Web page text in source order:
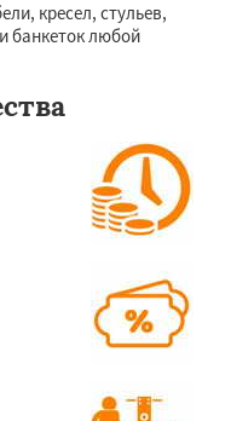
кресел, стульев,
банкеток любой